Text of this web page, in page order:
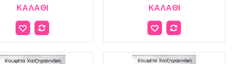
ΚΑΛΆΘΙ
ΚΑΛΆΘΙ